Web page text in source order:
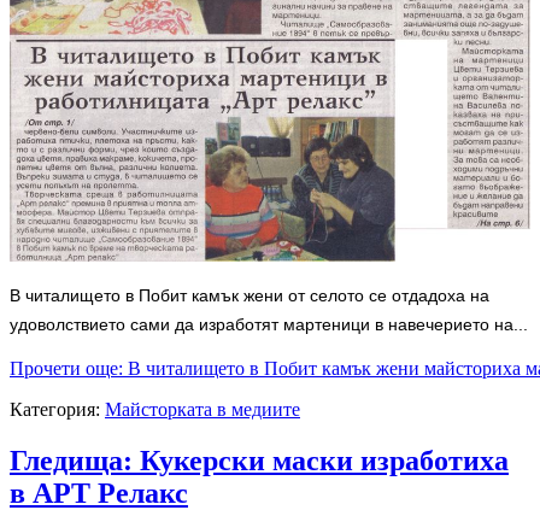
В читалището в Побит камък жени от селото се отдадоха на
удоволствието сами да изработят мартеници в навечерието на...
Прочети още: В читалището в Побит камък жени майсториха
Категория: Майсторката в медиите
Гледища: Кукерски маски изработиха
в АРТ Релакс